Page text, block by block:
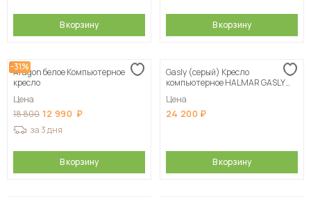
В корзину В корзину
-31%
Aragon белое Компьютерное
кресло
Цена
18 800 12 990
за 3 дня
В корзину
Gasly (серый) Кресло
компьютерное HALMAR GASLY
Цена
24 200
В корзину